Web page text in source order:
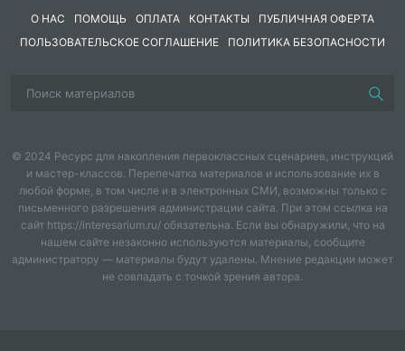
III четверть → 7 уроков («Ты строишь»)
IV четверть → 8 уроков («Три мастера всегда
вместе»)
классов, студентов, родителей, методистов.
живой текст и понятная структура.
О НАС ПОМОЩЬ ОПЛАТА КОНТАКТЫ
ПУБЛИЧНАЯ ОФЕРТА
ПОЛЬЗОВАТЕЛЬСКОЕ СОГЛАШЕНИЕ
ПОЛИТИКА БЕЗОПАСНОСТИ
© 2024 Ресурс для накопления первоклассных сценариев, инструкций
и мастер-классов. Перепечатка материалов и использование их в
любой форме, в том числе и в электронных СМИ, возможны только с
письменного разрешения администрации сайта. При этом ссылка на
сайт https://interesarium.ru/ обязательна. Если вы обнаружили, что на
нашем сайте незаконно используются материалы, сообщите
администратору — материалы будут удалены. Мнение редакции может
не совпадать с точкой зрения автора.